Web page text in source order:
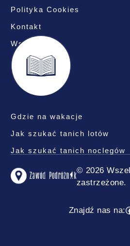
Polityka Cookies
Kontakt
Współpraca
Gdzie na wakacje
Jak szukać tanich lotów
Jak szukać tanich noclegów
© 2026
zastrzeżone.
Znajdź nas na: